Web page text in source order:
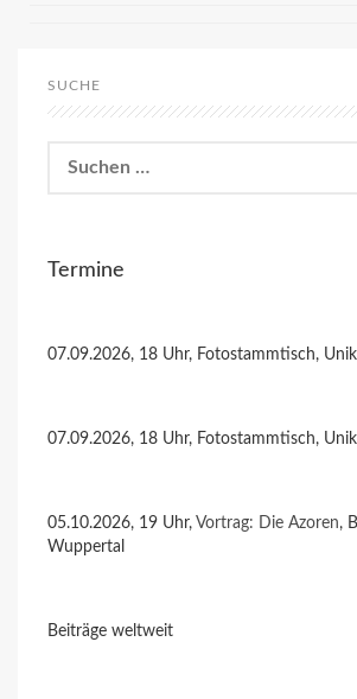
SUCHE
nach:
Termine
07.09.2026, 18 Uhr, Fotostammtisch,
07.09.2026, 18 Uhr, Fotostammtisch,
05.10.2026, 19 Uhr, Vortrag: Die Azoren,
Wuppertal
Beiträge weltweit